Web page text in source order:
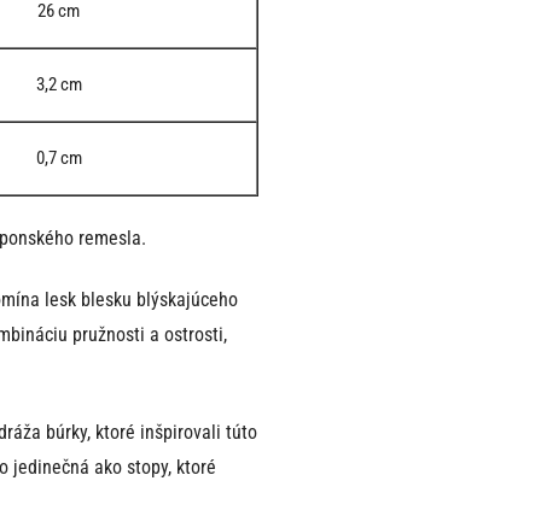
26 cm
3,2 cm
0,7 cm
remesla.
lesk blesku blýskajúceho
pružnosti a ostrosti,
búrky, ktoré inšpirovali túto
jedinečná ako stopy, ktoré